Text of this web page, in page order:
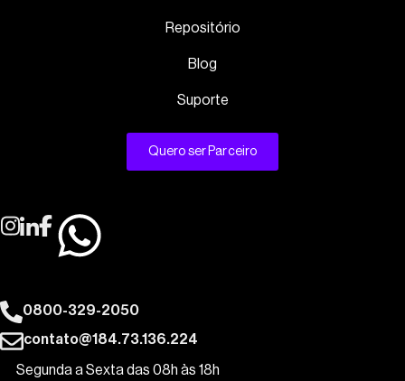
Repositório
Blog
Suporte
Quero ser Parceiro
0800-329-2050
contato@184.73.136.224
Segunda a Sexta das 08h às 18h